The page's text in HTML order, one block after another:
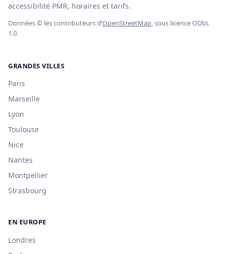
accessibilité PMR, horaires et tarifs.
Données © les contributeurs d’OpenStreetMap, sous licence ODbL
1.0.
GRANDES VILLES
Paris
Marseille
Lyon
Toulouse
Nice
Nantes
Montpellier
Strasbourg
EN EUROPE
Londres